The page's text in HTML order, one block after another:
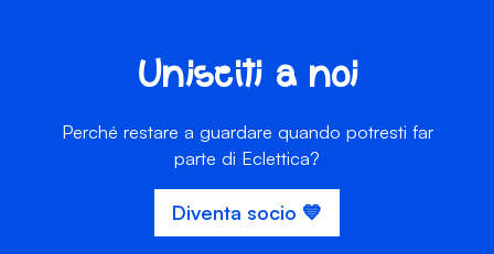
Unisciti a noi
Perché restare a guardare quando potresti far
parte di Eclettica?
Diventa socio 💙